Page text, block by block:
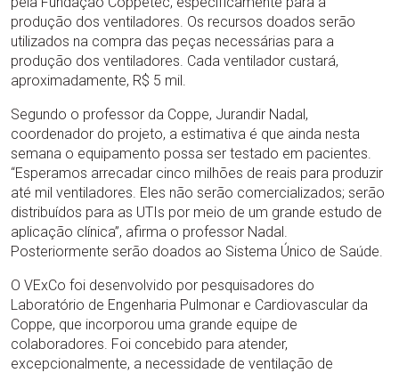
produção dos ventiladores. Os recursos doados serão
utilizados na compra das peças necessárias para a
produção dos ventiladores. Cada ventilador custará,
aproximadamente, R$ 5 mil.
Segundo o professor da Coppe, Jurandir Nadal,
coordenador do projeto, a estimativa é que ainda nesta
semana o equipamento possa ser testado em pacientes.
“Esperamos arrecadar cinco milhões de reais para produzir
até mil ventiladores. Eles não serão comercializados; serão
distribuídos para as UTIs por meio de um grande estudo de
aplicação clínica”, afirma o professor Nadal.
Posteriormente serão doados ao Sistema Único de Saúde.
O VExCo foi desenvolvido por pesquisadores do
Laboratório de Engenharia Pulmonar e Cardiovascular da
Coppe, que incorporou uma grande equipe de
colaboradores. Foi concebido para atender,
excepcionalmente, a necessidade de ventilação de